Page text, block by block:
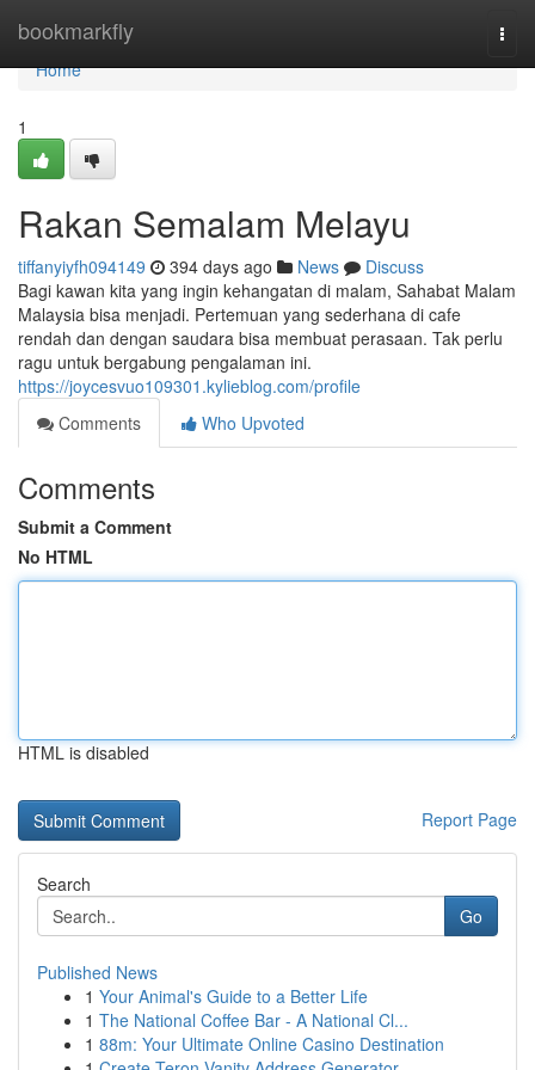
bookmarkfly
Home
Home
1
Rakan Semalam Melayu
tiffanyiyfh094149 394 days ago News
Discuss
Bagi kawan kita yang ingin kehangatan di malam, Sahabat Malam
Malaysia bisa menjadi. Pertemuan yang sederhana di cafe
rendah dan dengan saudara bisa membuat perasaan. Tak perlu
ragu untuk bergabung pengalaman ini.
https://joycesvuo109301.kylieblog.com/profile
Comments
Who Upvoted
Comments
Submit a Comment
No HTML
HTML is disabled
Report Page
Search
Go
Published News
1 Your Animal's Guide to a Better Life
1 The National Coffee Bar - A National Cl...
1 88m: Your Ultimate Online Casino Destination